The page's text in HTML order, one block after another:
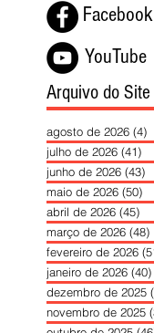
Facebook
YouTube
Arquivo do Site
agosto de 2026 (4)
julho de 2026 (41)
junho de 2026 (43)
maio de 2026 (50)
abril de 2026 (45)
março de 2026 (48)
fevereiro de 2026
janeiro de 2026 (40)
dezembro de 2025 (39)
novembro de 2025